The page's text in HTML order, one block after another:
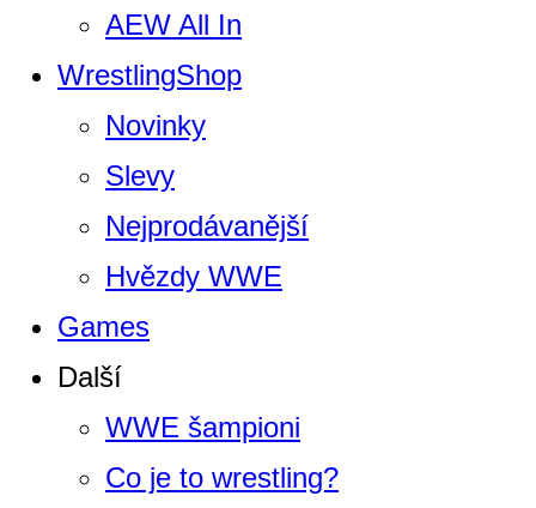
AEW All In
WrestlingShop
Novinky
Slevy
Nejprodávanější
Hvězdy WWE
Games
Další
WWE šampioni
Co je to wrestling?